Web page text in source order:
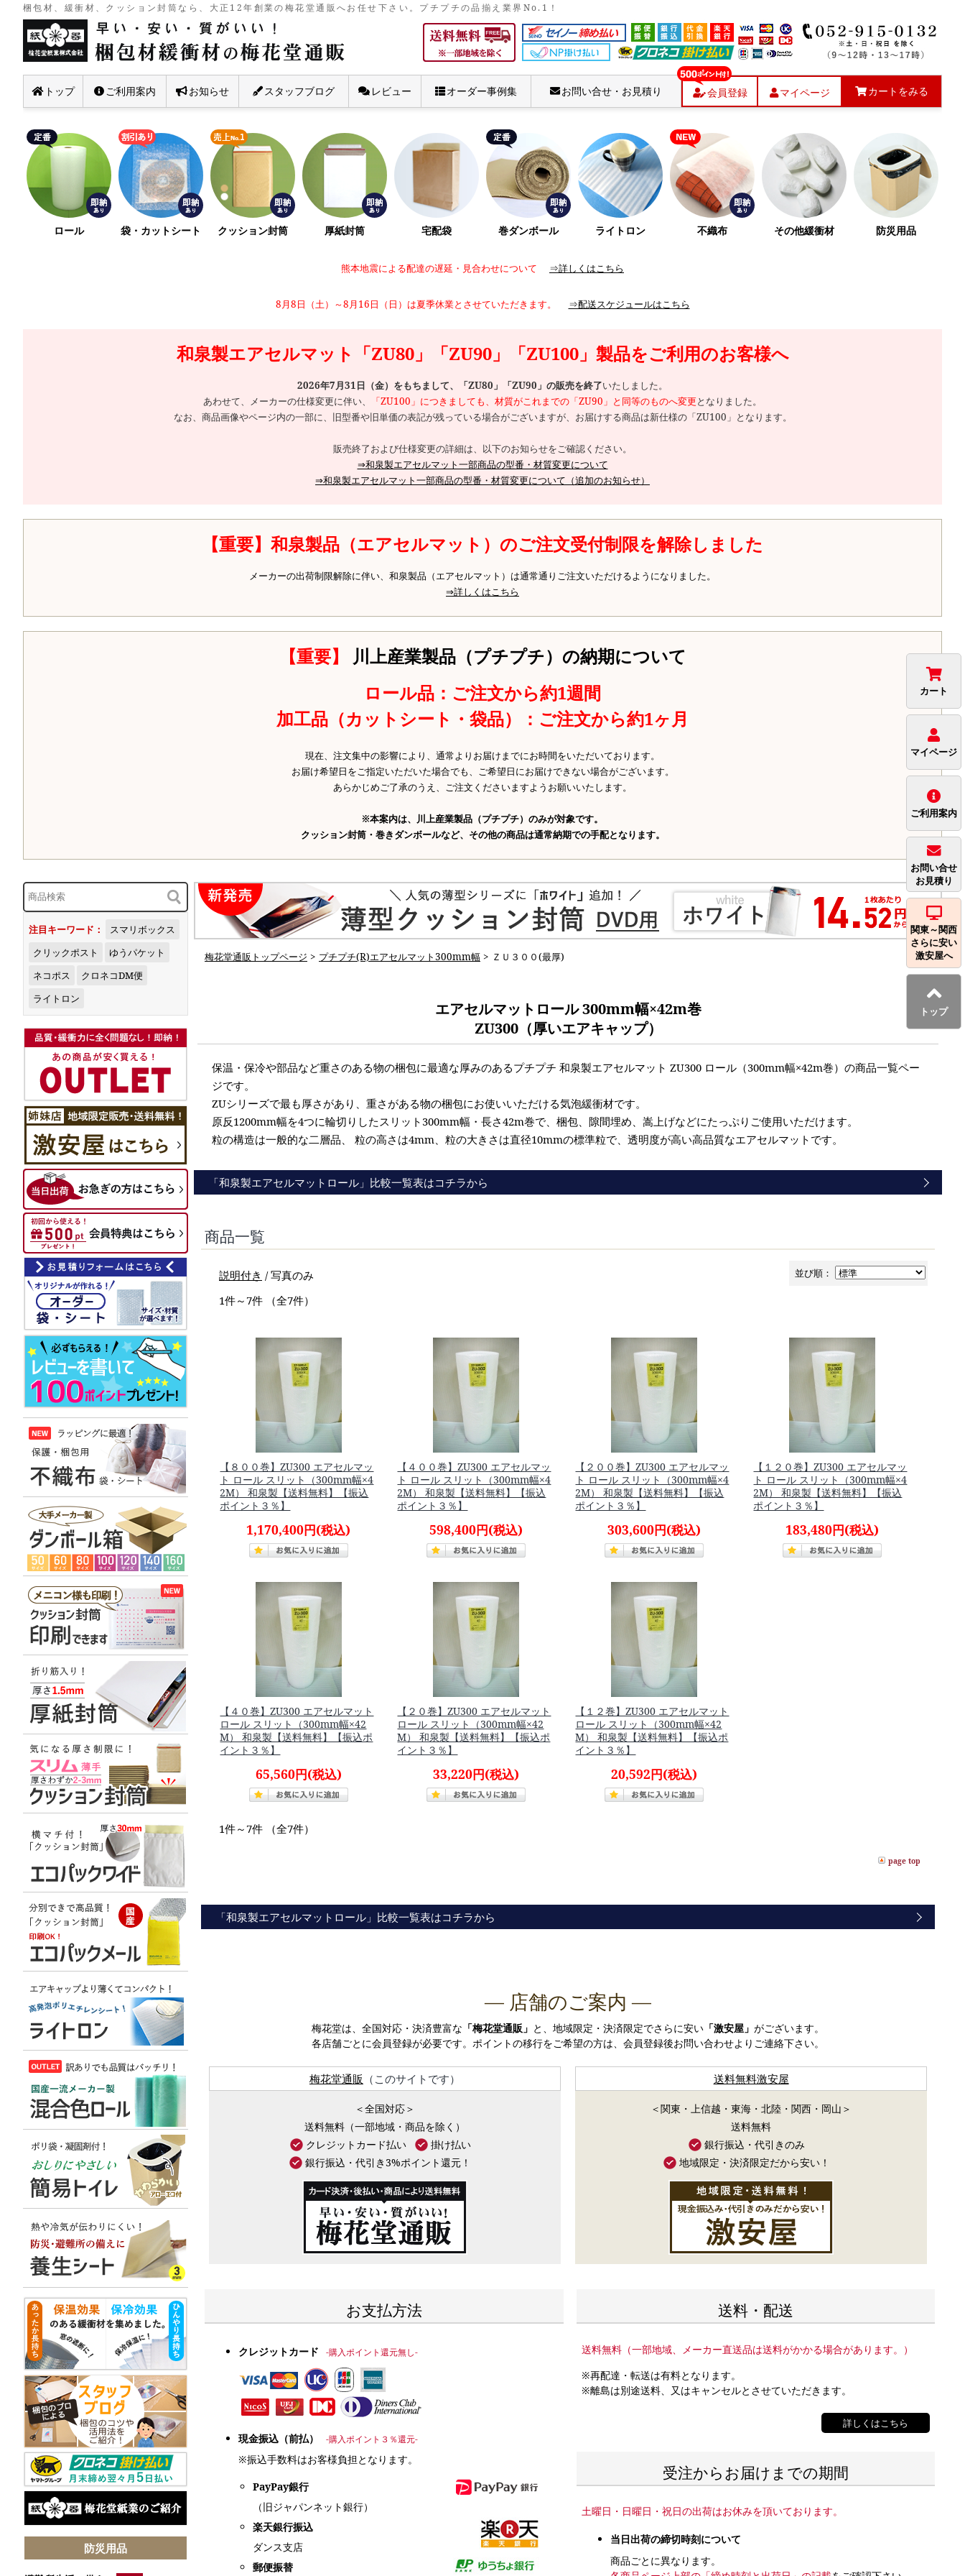
カート
マイページ
ご利用案内
お問い合せ
お見積り
関東～関西
さらに安い
激安屋へ
トップ
梱包材、緩衝材、クッション封筒なら、大正12年創業の梅花堂通販へお任せ下さい。プチプチの品揃え業界No.1！
トップ ご利用案内 お知らせ スタッフブログ レビュー オーダー事例集 お問い合せ・お見積り 会員登録 マイページ カートをみる
ロール 袋・カットシート クッション封筒 厚紙封筒 宅配袋 巻ダンボール ライトロン 不織布 その他緩衝材 防災用品
熊本地震による配達の遅延・見合わせについて ⇒詳しくはこちら
8月8日（土）～8月16日（日）は夏季休業とさせていただきます。 ⇒配送スケジュールはこちら
和泉製エアセルマット「ZU80」「ZU90」「ZU100」製品をご利用のお客様へ
2026年7月31日（金）をもちまして、「ZU80」「ZU90」の販売を終了いたしました。
あわせて、メーカーの仕様変更に伴い、
「ZU100」につきましても、材質がこれまでの「ZU90」と同等のものへ変更となりました。
なお、商品画像やページ内の一部に、旧型番や旧単価の表記が残っている場合がございますが、お届けする商品は新仕様の「ZU100」となります。
販売終了および仕様変更の詳細は、以下のお知らせをご確認ください。
⇒和泉製エアセルマット一部商品の型番・材質変更について
⇒和泉製エアセルマット一部商品の型番・材質変更について（追加のお知らせ）
【重要】和泉製品（エアセルマット）のご注文受付制限を解除しました
メーカーの出荷制限解除に伴い、和泉製品（エアセルマット）は通常通りご注文いただけるようになりました。
⇒詳しくはこちら
【重要】
川上産業製品（プチプチ）の納期について
ロール品：ご注文から約1週間
加工品（カットシート・袋品）：ご注文から約1ヶ月
現在、注文集中の影響により、通常よりお届けまでにお時間をいただいております。
お届け希望日をご指定いただいた場合でも、ご希望日にお届けできない場合がございます。
あらかじめご了承のうえ、ご注文くださいますようお願いいたします。
※本案内は、川上産業製品（プチプチ）のみが対象です。
クッション封筒・巻きダンボールなど、その他の商品は通常納期での手配となります。
注目キーワード：
スマリボックス
クリックポスト
ゆうパケット
ネコポス
クロネコDM便
ライトロン
防災用品
梅花堂通販トップページ > プチプチ(R)エアセルマット300mm幅 > ＺＵ３００(最厚)
エアセルマットロール 300mm幅×42m巻
ZU300（厚いエアキャップ）
保温・保冷や部品など重さのある物の梱包に最適な厚みのあるプチプチ 和泉製エアセルマット ZU300 ロール（300mm幅×42m巻）の商品一覧ペー
ジです。
ZUシリーズで最も厚さがあり、重さがある物の梱包にお使いいただける気泡緩衝材です。
原反1200mm幅を4つに輪切りしたスリット300mm幅・長さ42m巻で、梱包、隙間埋め、嵩上げなどにたっぷりご使用いただけます。
粒の構造は一般的な二層品、 粒の高さは4mm、粒の大きさは直径10mmの標準粒で、透明度が高い高品質なエアセルマットです。
「和泉製エアセルマットロール」比較一覧表はコチラから
商品一覧
並び順：
説明付き / 写真のみ
1件～7件 （全7件）
【８００巻】ZU300 エアセルマッ
ト ロール スリット（300mm幅×4
2M） 和泉製【送料無料】【振込
ポイント３％】
1,170,400円(税込)
【４００巻】ZU300 エアセルマッ
ト ロール スリット（300mm幅×4
2M） 和泉製【送料無料】【振込
ポイント３％】
598,400円(税込)
【２００巻】ZU300 エアセルマッ
ト ロール スリット（300mm幅×4
2M） 和泉製【送料無料】【振込
ポイント３％】
303,600円(税込)
【１２０巻】ZU300 エアセルマッ
ト ロール スリット（300mm幅×4
2M） 和泉製【送料無料】【振込
ポイント３％】
183,480円(税込)
【４０巻】ZU300 エアセルマット
ロール スリット（300mm幅×42
M） 和泉製【送料無料】【振込ポ
イント３％】
65,560円(税込)
【２０巻】ZU300 エアセルマット
ロール スリット（300mm幅×42
M） 和泉製【送料無料】【振込ポ
イント３％】
33,220円(税込)
【１２巻】ZU300 エアセルマット
ロール スリット（300mm幅×42
M） 和泉製【送料無料】【振込ポ
イント３％】
20,592円(税込)
1件～7件 （全7件）
page top
「和泉製エアセルマットロール」比較一覧表はコチラから
― 店舗のご案内 ―
梅花堂は、全国対応・決済豊富な 「梅花堂通販」 と、地域限定・決済限定でさらに安い 「激安屋」 がございます。
各店舗ごとに会員登録が必要です。ポイントの移行をご希望の方は、会員登録後お問い合わせよりご連絡下さい。
梅花堂通販 （このサイトです）
＜全国対応＞
送料無料（一部地域・商品を除く）
クレジットカード払い
掛け払い
銀行振込・代引き3%ポイント還元！
送料無料激安屋
＜関東・上信越・東海・北陸・関西・岡山＞
送料無料
銀行振込・代引きのみ
地域限定・決済限定だから安い！
お支払方法
クレジットカード -購入ポイント還元無し-
現金振込（前払） -購入ポイント３％還元-
※振込手数料はお客様負担となります。
PayPay銀行
（旧ジャパンネット銀行）
楽天銀行振込
ダンス支店
郵便振替
送料・配送
送料無料（一部地域、メーカー直送品は送料がかかる場合があります。）
※再配達・転送は有料となります。
※離島は別途送料、又はキャンセルとさせていただきます。
詳しくはこちら
受注からお届けまでの期間
土曜日・日曜日・祝日の出荷はお休みを頂いております。
当日出荷の締切時刻について
商品ごとに異なります。